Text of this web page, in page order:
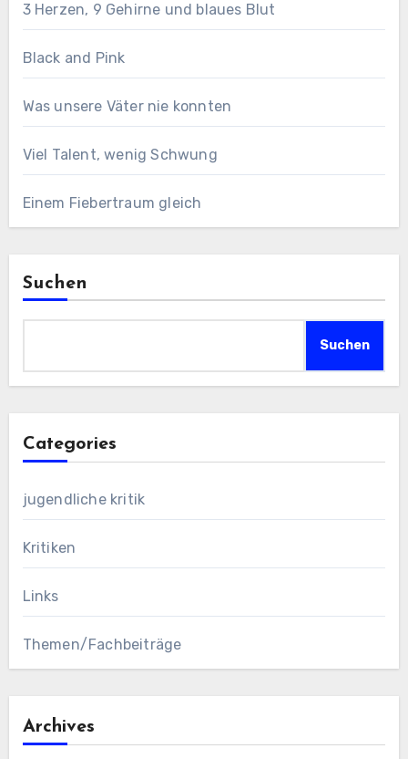
3 Herzen, 9 Gehirne und blaues Blut
Black and Pink
Was unsere Väter nie konnten
Viel Talent, wenig Schwung
Einem Fiebertraum gleich
Suchen
Suchen
Categories
jugendliche kritik
Kritiken
Links
Themen/Fachbeiträge
Archives